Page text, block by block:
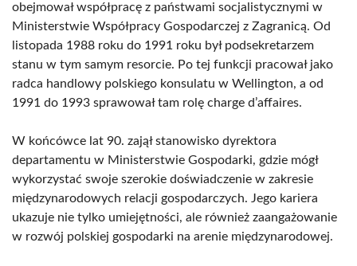
obejmował współpracę z państwami socjalistycznymi w
Ministerstwie Współpracy Gospodarczej z Zagranicą. Od
listopada 1988 roku do 1991 roku był podsekretarzem
stanu w tym samym resorcie. Po tej funkcji pracował jako
radca handlowy polskiego konsulatu w Wellington, a od
1991 do 1993 sprawował tam rolę charge d’affaires.
W końcówce lat 90. zajął stanowisko dyrektora
departamentu w Ministerstwie Gospodarki, gdzie mógł
wykorzystać swoje szerokie doświadczenie w zakresie
międzynarodowych relacji gospodarczych. Jego kariera
ukazuje nie tylko umiejętności, ale również zaangażowanie
w rozwój polskiej gospodarki na arenie międzynarodowej.